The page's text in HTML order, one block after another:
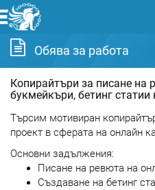
Обява за работа
Копирайтъри за писане на
букмейкъри, бетинг статии
Търсим мотивиран
проект в сферата на онлайн
Основни задължения:
Писане на ревюта на
Създаване на бетинг